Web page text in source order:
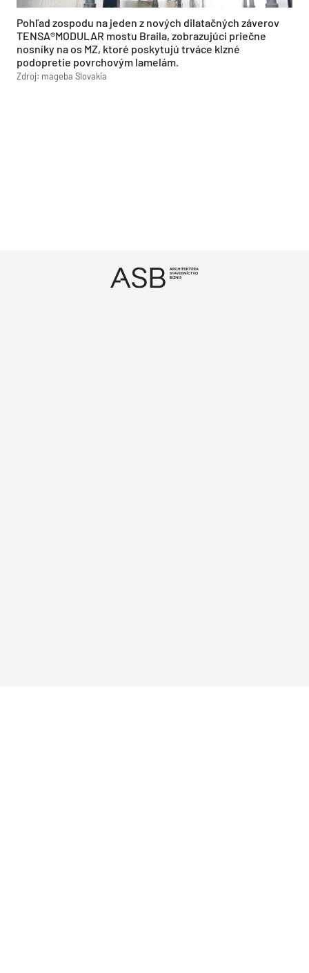
Pohľad zospodu na jeden z nových dilatačných záverov
TENSA®MODULAR mostu Braila, zobrazujúci priečne
nosníky na os MZ, ktoré poskytujú trváce klzné
podopretie povrchovým lamelám.
Zdroj: mageba Slovakia